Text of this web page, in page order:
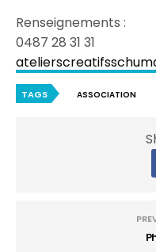
Renseignements :
0487 28 31 31
TAGS ASSOCIATION